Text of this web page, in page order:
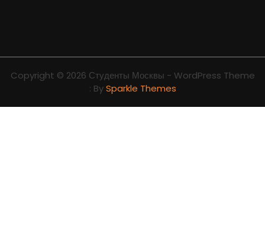
Copyright © 2026 Студенты Москвы - WordPress Theme
: BySparkle Themes